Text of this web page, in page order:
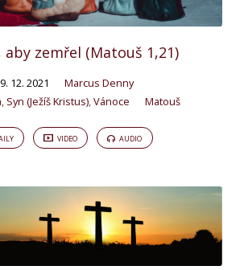
aby zemřel (Matouš 1,21)
12. 2021
Marcus Denny
, Syn (Ježíš Kristus),Vánoce Matouš
VIDEO AUDIO